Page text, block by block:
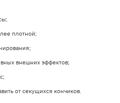
плотной;
внешних эффектов;
от секущихся кончиков.